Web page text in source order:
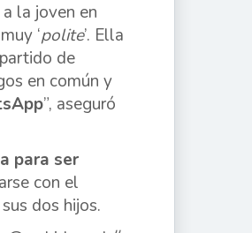
la joven en
‘polite’. Ella
de
en común y
”, aseguró
para ser
con el
dos hijos.